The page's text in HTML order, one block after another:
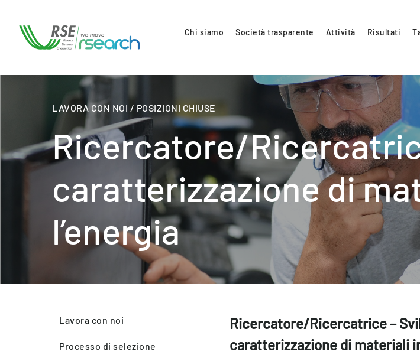
Chi siamo Società trasparente Attività Risultati
LAVORA CON NOI / POSIZIONI CHIUSE
Ricercatore/
caratterizzazione di
l’energia
Lavora con noi
Processo di selezione
Ricercatore/Ricercatrice –
caratterizzazione di materiali